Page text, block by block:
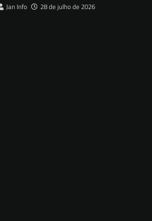
Jan Info 28 de julho de 2026